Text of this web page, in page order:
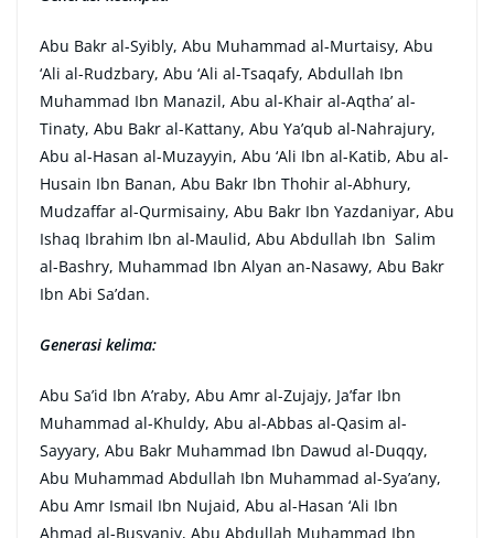
Abu Bakr al-Syibly, Abu Muhammad al-Murtaisy, Abu
‘Ali al-Rudzbary, Abu ‘Ali al-Tsaqafy, Abdullah Ibn
Muhammad Ibn Manazil, Abu al-Khair al-Aqtha’ al-
Tinaty, Abu Bakr al-Kattany, Abu Ya’qub al-Nahrajury,
Abu al-Hasan al-Muzayyin, Abu ‘Ali Ibn al-Katib, Abu al-
Husain Ibn Banan, Abu Bakr Ibn Thohir al-Abhury,
Mudzaffar al-Qurmisainy, Abu Bakr Ibn Yazdaniyar, Abu
Ishaq Ibrahim Ibn al-Maulid, Abu Abdullah Ibn Salim
al-Bashry, Muhammad Ibn Alyan an-Nasawy, Abu Bakr
Ibn Abi Sa’dan.
Generasi kelima:
Abu Sa’id Ibn A’raby, Abu Amr al-Zujajy, Ja’far Ibn
Muhammad al-Khuldy, Abu al-Abbas al-Qasim al-
Sayyary, Abu Bakr Muhammad Ibn Dawud al-Duqqy,
Abu Muhammad Abdullah Ibn Muhammad al-Sya’any,
Abu Amr Ismail Ibn Nujaid, Abu al-Hasan ‘Ali Ibn
Ahmad al-Busyanjy, Abu Abdullah Muhammad Ibn